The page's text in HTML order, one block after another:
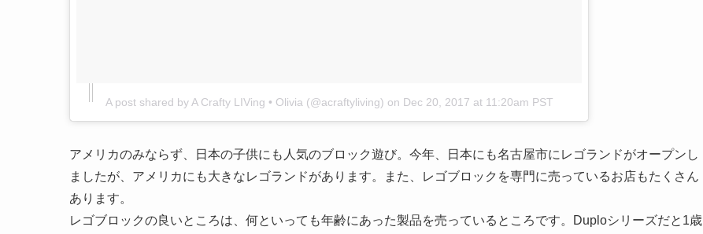
A post shared by A Crafty LIVing • Olivia (@acraftyliving) on Dec 20, 2017 at 11:20am PST
アメリカのみならず、日本の子供にも人気のブロック遊び。今年、日本にも名古屋市にレゴランドがオープンし
ましたが、アメリカにも大きなレゴランドがあります。また、レゴブロックを専門に売っているお店もたくさん
あります。
レゴブロックの良いところは、何といっても年齢にあった製品を売っているところです。Duploシリーズだと1歳